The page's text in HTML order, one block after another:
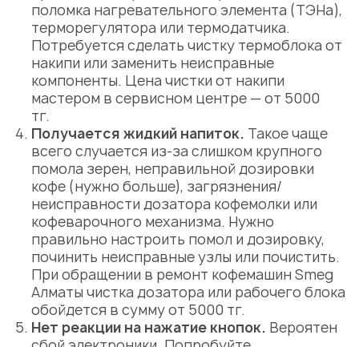
поломка нагревательного элемента (ТЭНа),
терморегулятора или термодатчика.
Потребуется сделать чистку термоблока от
накипи или заменить неисправные
компоненты. Цена чистки от накипи
мастером в сервисном центре — от 5000
тг.
Получается жидкий напиток. Такое чаще
всего случается из-за слишком крупного
помола зерен, неправильной дозировки
кофе (нужно больше), загрязнения/
неисправности дозатора кофемолки или
кофеварочного механизма. Нужно
правильно настроить помол и дозировку,
починить неисправные узлы или почистить.
При обращении в ремонт кофемашин Smeg
Алматы чистка дозатора или рабочего блока
обойдется в сумму от 5000 тг.
Нет реакции на нажатие кнопок. Вероятен